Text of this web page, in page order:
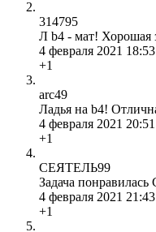
314795
Л b4 - мат! Хорошая
4 февраля 2021 18:53
+1
arc49
Ладья на b4!
4 февраля 2021 20:51
+1
СЕЯТЕЛЬ99
Задача понравилась
4 февраля 2021 21:43
+1